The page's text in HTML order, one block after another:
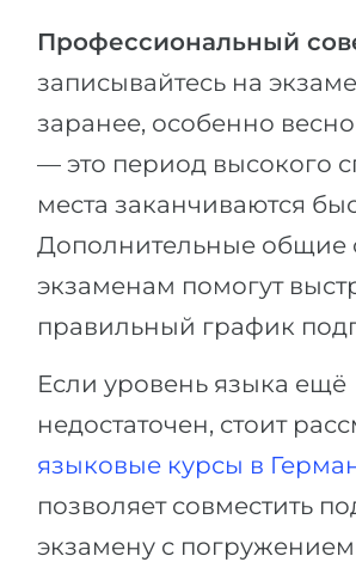
Профессиональный
записывайтесь на
заранее, особенно
— это период высокого
места заканчиваются
Дополнительные общие
экзаменам помогут
правильный график
Если уровень языка ещё
недостаточен, стоит
языковые курсы в
позволяет совместить
экзамену с